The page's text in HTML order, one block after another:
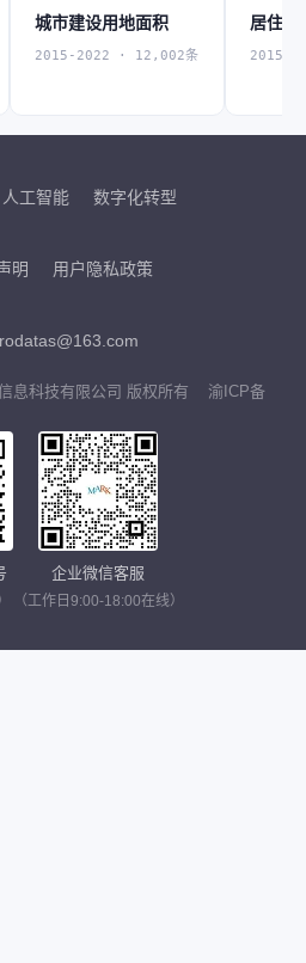
城市建设用地面积
2015-2022 · 12,002条
居住用
2015-
人工智能
数字化转型
明
用户隐私政策
息科技有限公司 版权所有
渝ICP备
企业微信客服
（工作日9:00-18:00在线）